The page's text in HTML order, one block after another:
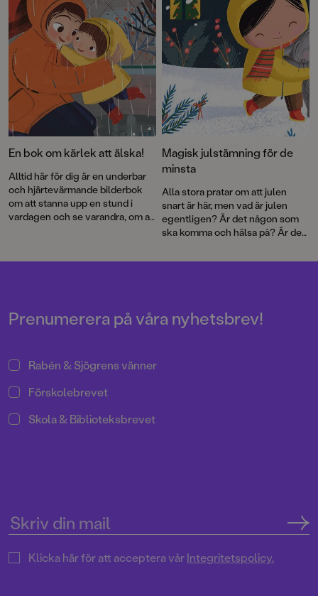
En bok om kärlek att älska!
Alltid här för dig är en underbar
och hjärtevärmande bilderbok
om att stanna upp en stund i
vardagen och se varandra, om att
Magisk julstämning för de
minsta
Alla stora pratar om att julen
snart är här, men vad är julen
egentligen? Är det någon som
ska komma och hälsa på? Är den
Eller är den en kaka? Varför blir
Prenumerera på våra nyhetsbrev!
Rabén & Sjögrens vänner
Förskolebrevet
Skola & Biblioteksbrevet
Klicka här för att acceptera vårIntegritetspolicy.